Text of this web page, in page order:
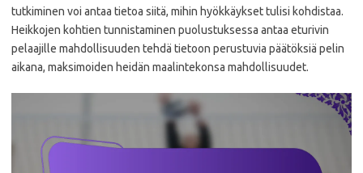
tutkiminen voi antaa tietoa siitä, mihin hyökkäykset tulisi kohdistaa.
Heikkojen kohtien tunnistaminen puolustuksessa antaa eturivin
pelaajille mahdollisuuden tehdä tietoon perustuvia päätöksiä pelin
aikana, maksimoiden heidän maalintekonsa mahdollisuudet.